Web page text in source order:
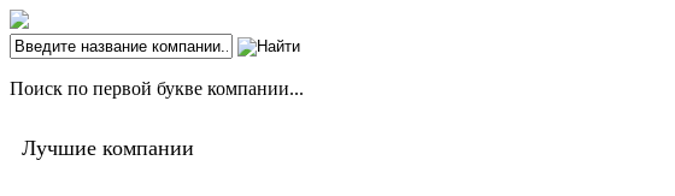
Поиск по первой букве компании...
Лучшие компании